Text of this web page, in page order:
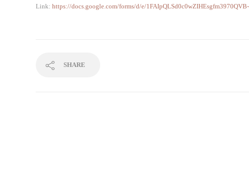
Link: https://docs.google.com/forms/d/e/
SHARE